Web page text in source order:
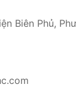
Biên Phủ,